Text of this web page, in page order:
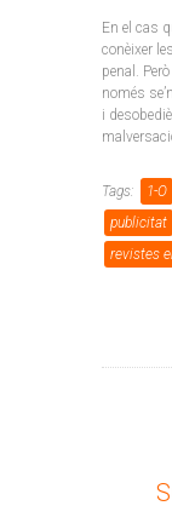
En el cas
conèixer
penal.
només
i
Tags: 1-O
publicitat
revistes